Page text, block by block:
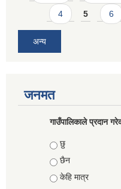
4 5 6
अन्य
जनमत
गाउँपालिकाले प्रदान
Choices
छु
छैन
केहि मात्र